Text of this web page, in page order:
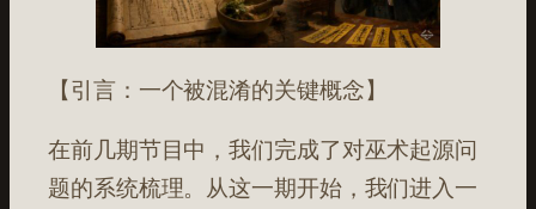
【引言：一个被混淆的关键概念】
在前几期节目中，我们完成了对巫术起源问
题的系统梳理。从这一期开始，我们进入一